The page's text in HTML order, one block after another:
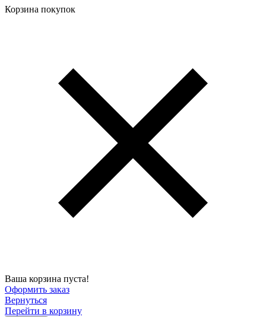
Корзина покупок
Ваша корзина пуста!
Оформить заказ
Вернуться
Перейти в корзину